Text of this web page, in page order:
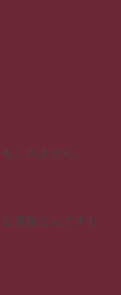
しれません。
素敵なんですも